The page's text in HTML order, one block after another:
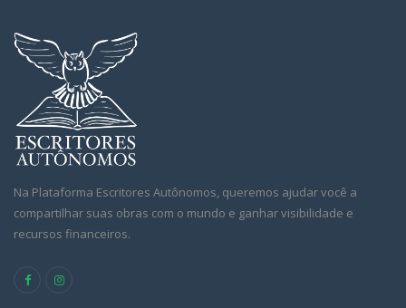
Na Plataforma Escritores Autônomos, queremos ajudar você a
compartilhar suas obras com o mundo e ganhar visibilidade e
recursos financeiros.